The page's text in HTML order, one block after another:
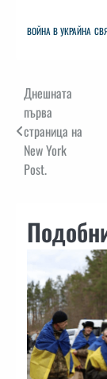
ВОЙНА В УКРАЙНА
Навигация
Днешната
първа
страница на
New York
Post.